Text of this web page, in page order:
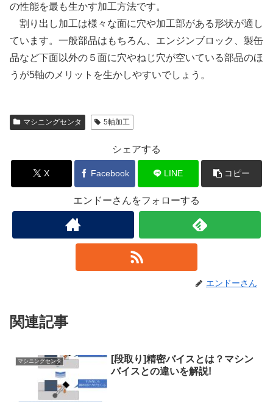
の性能を最も生かす加工方法です。
割り出し加工は様々な面に穴や加工部がある形状が適し
ています。一般部品はもちろん、エンジンブロック、製缶
品など下面以外の５面に穴やねじ穴が空いている部品のほ
うが5軸のメリットを生かしやすいでしょう。
マシニングセンタ 5軸加工
シェアする
X Facebook LINE コピー
エンドーさんをフォローする
エンドーさん
関連記事
マシニングセンタ
[段取り]精密バイスとは？マシン
バイスとの違いを解説!